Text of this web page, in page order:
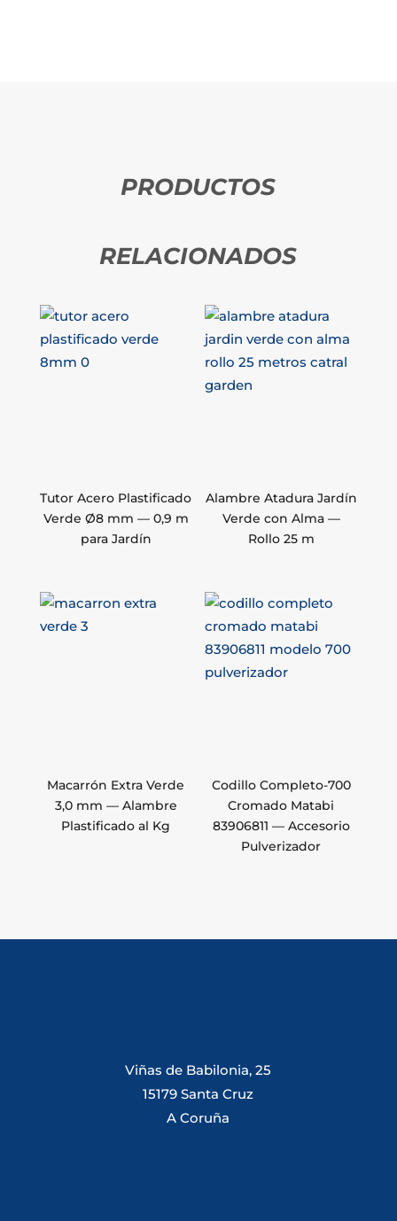
PRODUCTOS
RELACIONADOS
Tutor Acero Plastificado
Verde Ø8 mm — 0,9 m
para Jardín
Alambre Atadura Jardín
Verde con Alma —
Rollo 25 m
Macarrón Extra Verde
3,0 mm — Alambre
Plastificado al Kg
Codillo Completo-700
Cromado Matabi
83906811 — Accesorio
Pulverizador
Viñas de Babilonia, 25
15179 Santa Cruz
A Coruña